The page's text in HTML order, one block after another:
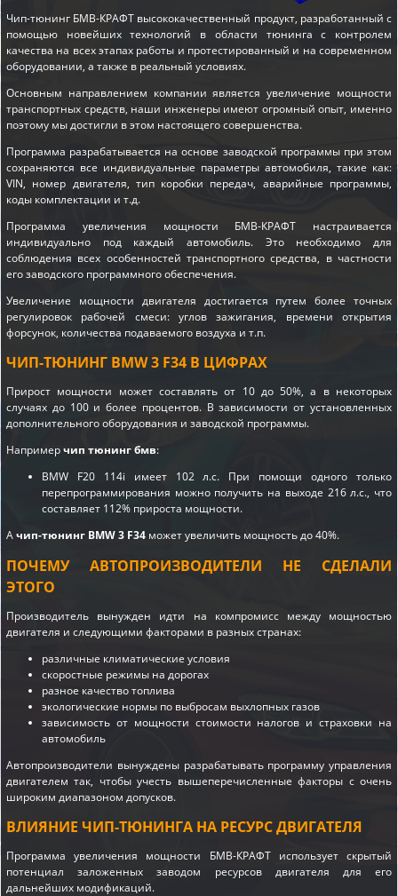
Чип-тюнинг БМВ-КРАФТ высококачественный продукт, разработанный с
помощью новейших технологий в области тюнинга с контролем
качества на всех этапах работы и протестированный и на современном
оборудовании, а также в реальный условиях.
Основным направлением компании является увеличение мощности
транспортных средств, наши инженеры имеют огромный опыт, именно
поэтому мы достигли в этом настоящего совершенства.
Программа разрабатывается на основе заводской программы при этом
сохраняются все индивидуальные параметры автомобиля, такие как:
VIN, номер двигателя, тип коробки передач, аварийные программы,
коды комплектации и т.д.
Программа увеличения мощности БМВ-КРАФТ настраивается
индивидуально под каждый автомобиль. Это необходимо для
соблюдения всех особенностей транспортного средства, в частности
его заводского программного обеспечения.
Увеличение мощности двигателя достигается путем более точных
регулировок рабочей смеси: углов зажигания, времени открытия
форсунок, количества подаваемого воздуха и т.п.
ЧИП-ТЮНИНГ BMW 3 F34 В ЦИФРАХ
Прирост мощности может составлять от 10 до 50%, а в некоторых
случаях до 100 и более процентов. В зависимости от установленных
дополнительного оборудования и заводской программы.
Напримерчип тюнинг бмв:
BMW F20 114i имеет 102 л.с. При помощи одного только
перепрограммирования можно получить на выходе 216 л.с., что
составляет 112% прироста мощности.
Ачип-тюнинг BMW 3 F34 может увеличить мощность до 40%.
ПОЧЕМУ АВТОПРОИЗВОДИТЕЛИ НЕ СДЕЛАЛИ
ЭТОГО
Производитель вынужден идти на компромисс между мощностью
двигателя и следующими факторами в разных странах:
различные климатические условия
скоростные режимы на дорогах
разное качество топлива
экологические нормы по выбросам выхлопных газов
зависимость от мощности стоимости налогов и страховки на
автомобиль
Автопроизводители вынуждены разрабатывать программу управления
двигателем так, чтобы учесть вышеперечисленные факторы с очень
широким диапазоном допусков.
ВЛИЯНИЕ ЧИП-ТЮНИНГА НА РЕСУРС ДВИГАТЕЛЯ
Программа увеличения мощности БМВ-КРАФТ использует скрытый
потенциал заложенных заводом ресурсов двигателя для его
дальнейших модификаций.